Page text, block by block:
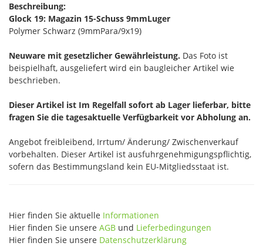
Beschreibung:
Glock 19: Magazin 15-Schuss 9mmLuger
Polymer Schwarz (9mmPara/9x19)
Neuware mit gesetzlicher Gewährleistung. Das Foto ist
beispielhaft, ausgeliefert wird ein baugleicher Artikel wie
beschrieben.
Dieser Artikel ist Im Regelfall sofort ab Lager lieferbar, bitte
fragen Sie die tagesaktuelle Verfügbarkeit vor Abholung an.
Angebot freibleibend, Irrtum/ Änderung/ Zwischenverkauf
vorbehalten. Dieser Artikel ist ausfuhrgenehmigungspflichtig,
sofern das Bestimmungsland kein EU-Mitgliedsstaat ist.
Hier finden Sie aktuelle Informationen
Hier finden Sie unsere AGB und Lieferbedingungen
Hier finden Sie unsere Datenschutzerklärung